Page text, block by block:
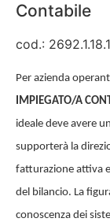
Contabile
cod.:
Per azienda
IMPIEGATO/A
ideale deve avere
supporterà la
fatturazione attiva
del bilancio. La
conoscenza dei